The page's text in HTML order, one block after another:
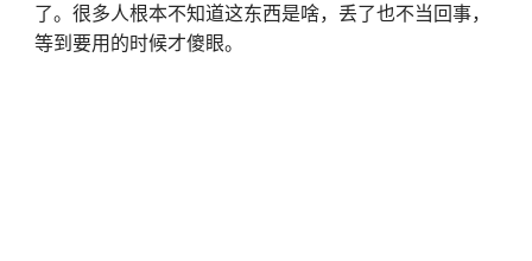
了。很多人根本不知道这东西是啥，丢了也不当回事，
等到要用的时候才傻眼。